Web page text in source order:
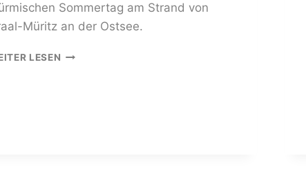
Sommertag am Strand von
Müritz an der Ostsee.
LESEN BABYBAUCHFOTOS